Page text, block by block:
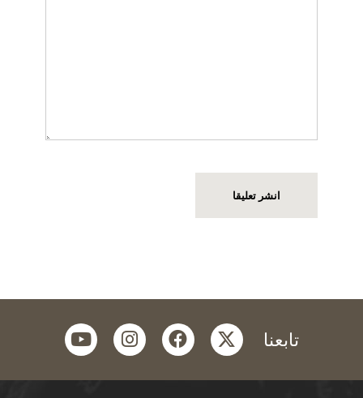
تابعنا twitter
facebook
instagram
youtube